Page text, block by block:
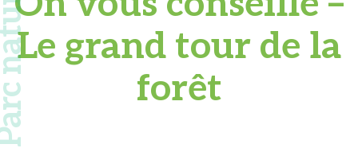
Le grand tour de la
forêt